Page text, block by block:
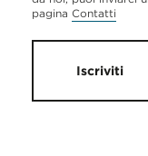
pagina Contatti
Iscriviti